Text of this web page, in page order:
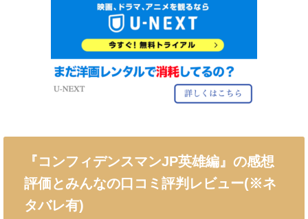
『コンフィデンスマンJP英雄編』の感想
評価とみんなの口コミ評判レビュー(※ネ
タバレ有)